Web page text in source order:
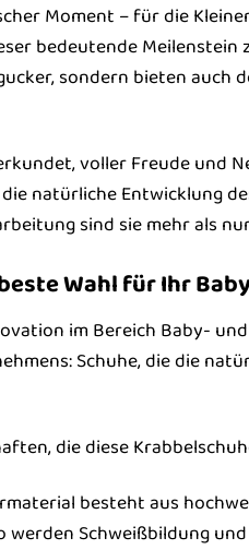
Moment – für die
bedeutende
sondern bieten
voller Freude und
natürliche Entwicklung
sind sie mehr als
Wahl für Ihr
im Bereich Baby- und
Schuhe, die die
die diese
besteht aus
Schweißbildung